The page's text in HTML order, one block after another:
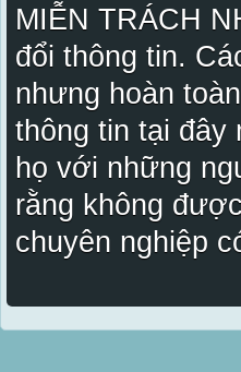
MIỄN TRÁCH
đổi thông tin.
nhưng hoàn
thông tin tại đây
họ với những
rằng không
chuyên nghiệp